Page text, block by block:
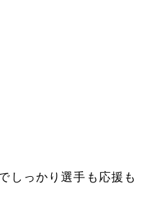
しっかり選手も応援も